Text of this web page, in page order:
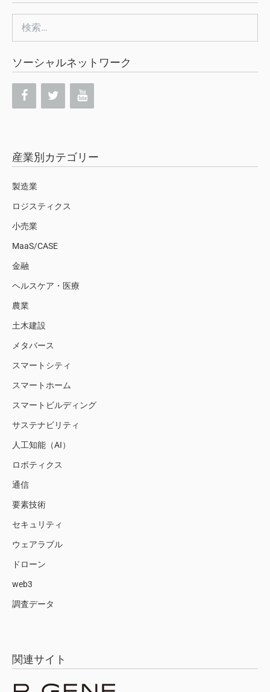
索:
ソーシャルネットワーク
産業別カテゴリー
製造業
ロジスティクス
小売業
MaaS/CASE
金融
ヘルスケア・医療
農業
土木建設
メタバース
スマートシティ
スマートホーム
スマートビルディング
サステナビリティ
人工知能（AI）
ロボティクス
通信
要素技術
セキュリティ
ウェアラブル
ドローン
web3
調査データ
関連サイト